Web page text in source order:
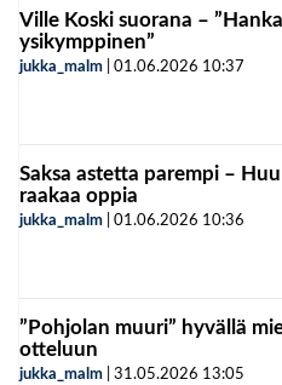
Ville Koski suorana –
ysikymppinen”
jukka_malm 01.06.2026 10:37
Saksa astetta parempi –
raakaa oppia
jukka_malm 01.06.2026 10:36
”Pohjolan muuri” hyvällä
otteluun
jukka_malm 31.05.2026 13:05